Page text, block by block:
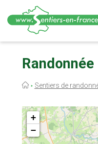
contenu
Fil
Sentiers de
+
−